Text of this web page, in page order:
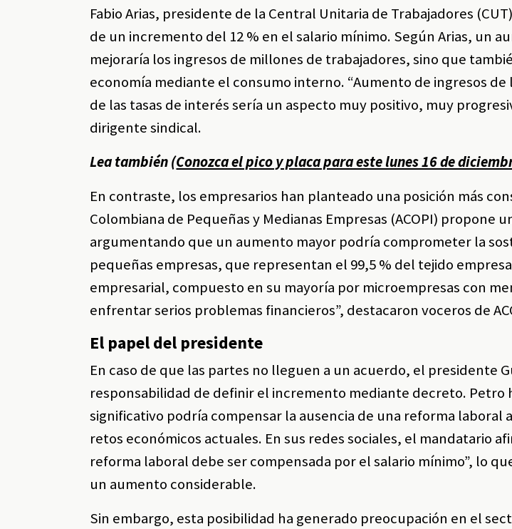
Fabio Arias, presidente de la Central Unitaria de Trabajadores
de un incremento del 12 % en el salario mínimo. Según Arias, un
mejoraría los ingresos de millones de trabajadores, sino que
economía mediante el consumo interno. “Aumento de ingresos
de las tasas de interés sería un aspecto muy positivo, muy
dirigente sindical.
Lea también (Conozca el pico y placa para este lunes 16 de
En contraste, los empresarios han planteado una posición más
Colombiana de Pequeñas y Medianas Empresas (ACOPI) propone
argumentando que un aumento mayor podría comprometer la
pequeñas empresas, que representan el 99,5 % del tejido
empresarial, compuesto en su mayoría por microempresas con
enfrentar serios problemas financieros”, destacaron voceros de
El papel del presidente
En caso de que las partes no lleguen a un acuerdo, el presidente
responsabilidad de definir el incremento mediante decreto. Petro
significativo podría compensar la ausencia de una reforma laboral
retos económicos actuales. En sus redes sociales, el mandatario
reforma laboral debe ser compensada por el salario mínimo”, lo
un aumento considerable.
Sin embargo, esta posibilidad ha generado preocupación en el